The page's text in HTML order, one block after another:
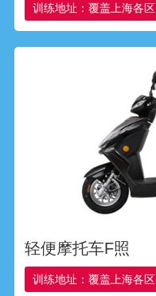
训练地址：覆盖上海各区
轻便摩托车F照
训练地址：覆盖上海各区